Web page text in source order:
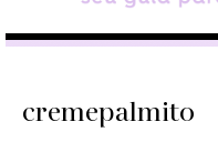
cremepalmito